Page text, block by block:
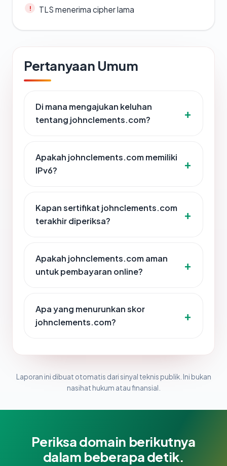
TLS menerima cipher lama
Pertanyaan Umum
Di mana mengajukan keluhan
tentang johnclements.com?
Apakah johnclements.com memiliki
IPv6?
Kapan sertifikat johnclements.com
terakhir diperiksa?
Apakah johnclements.com aman
untuk pembayaran online?
Apa yang menurunkan skor
johnclements.com?
Laporan ini dibuat otomatis dari sinyal teknis publik. Ini bukan
nasihat hukum atau finansial.
Periksa domain berikutnya
dalam beberapa detik.